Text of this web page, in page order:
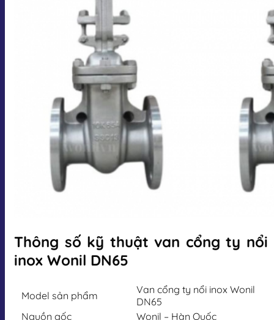
Thông số kỹ thuật van cổng ty nổi
inox Wonil DN65
Model sản phẩm
Van cổng ty nổi inox Wonil
DN65
Nguồn gốc
Wonil – Hàn Quốc